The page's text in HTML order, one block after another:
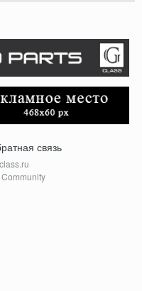
связь